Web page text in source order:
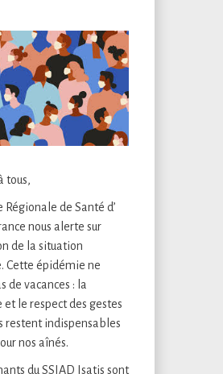
tous,
Régionale de Santé d’
nous alerte sur
de la situation
Cette épidémie ne
de vacances : la
et le respect des gestes
restent indispensables
nos aînés.
du SSIAD Isatis sont